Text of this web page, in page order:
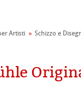
Artisti Schizzo e